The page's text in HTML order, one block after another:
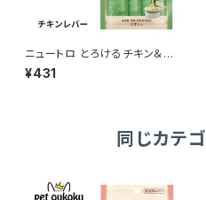
ニュートロ とろけるチキン＆チ
キンレバー 4本入り 4902397
857655
¥431
同じカテ